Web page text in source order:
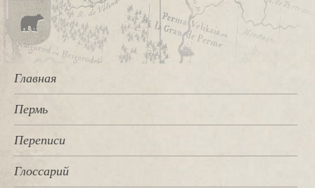
Главная
Пермь
Переписи
Глоссарий